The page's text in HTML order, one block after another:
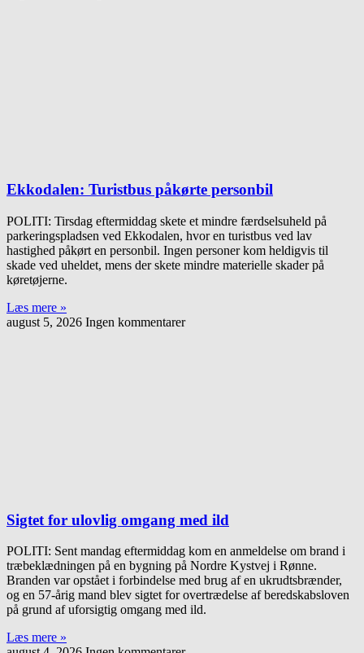
Ekkodalen: Turistbus påkørte personbil
POLITI: Tirsdag eftermiddag skete et mindre færdselsuheld på
parkeringspladsen ved Ekkodalen, hvor en turistbus ved lav
hastighed påkørt en personbil. Ingen personer kom heldigvis til
skade ved uheldet, mens der skete mindre materielle skader på
køretøjerne.
Læs mere »
august 5, 2026 Ingen kommentarer
Sigtet for ulovlig omgang med ild
POLITI: Sent mandag eftermiddag kom en anmeldelse om brand i
træbeklædningen på en bygning på Nordre Kystvej i Rønne.
Branden var opstået i forbindelse med brug af en ukrudtsbrænder,
og en 57-årig mand blev sigtet for overtrædelse af beredskabsloven
på grund af uforsigtig omgang med ild.
Læs mere »